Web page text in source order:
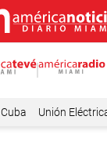
Cuba Unión